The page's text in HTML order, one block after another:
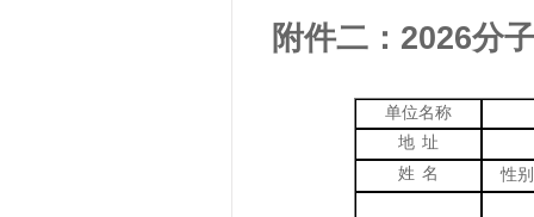
附件二： 2026分
单位名称
地 址
姓 名 性别